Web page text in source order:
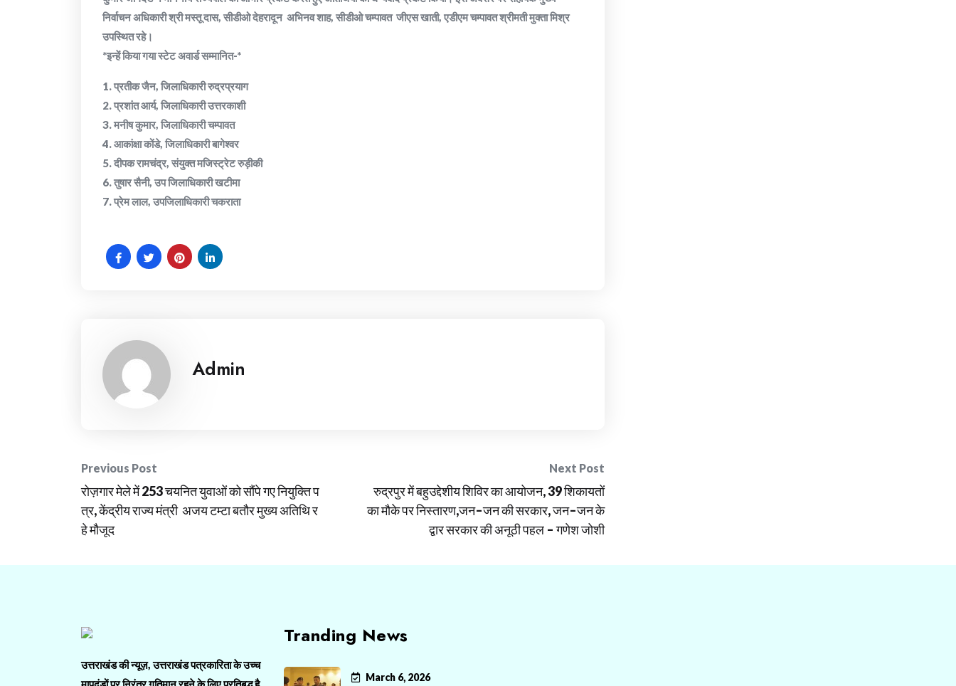
निर्वाचन अधिकारी श्री मस्तू दास, सीडीओ देहरादून अभिनव शाह, सीडीओ चम्पावत जीएस खाती, एडीएम चम्पावत श्रीमती मुक्ता मिश्र
उपस्थित रहे।
*इन्हें किया गया स्टेट अवार्ड सम्मानित-*
1. प्रतीक जैन, जिलाधिकारी रुद्रप्रयाग
2. प्रशांत आर्य, जिलाधिकारी उत्तरकाशी
3. मनीष कुमार, जिलाधिकारी चम्पावत
4. आकांक्षा कोंडे, जिलाधिकारी बागेश्वर
5. दीपक रामचंद्र, संयुक्त मजिस्ट्रेट रुड़ीकी
6. तुषार सैनी, उप जिलाधिकारी खटीमा
7. प्रेम लाल, उपजिलाधिकारी चकराता
Admin
Post
navigation
Previous Post
रोज़गार मेले में 253 चयनित युवाओं को सौंपे गए नियुक्ति प
त्र, केंद्रीय राज्य मंत्री अजय टम्टा बतौर मुख्य अतिथि र
हे मौजूद
Next Post
रुद्रपुर में बहुउद्देशीय शिविर का आयोजन, 39 शिकायतों
का मौके पर निस्तारण,जन–जन की सरकार, जन–जन के
द्वार सरकार की अनूठी पहल – गणेश जोशी
उत्तराखंड की न्यूज़, उत्तराखंड पत्रकारिता के उच्च
Tranding News
March 6, 2026